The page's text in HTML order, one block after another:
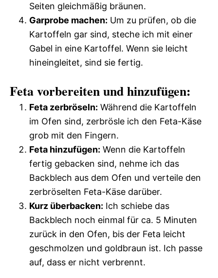
Seiten gleichmäßig bräunen.
Garprobe machen: Um zu prüfen, ob die
Kartoffeln gar sind, steche ich mit einer
Gabel in eine Kartoffel. Wenn sie leicht
hineingleitet, sind sie fertig.
Feta vorbereiten und hinzufügen:
Feta zerbröseln: Während die Kartoffeln
im Ofen sind, zerbrösle ich den Feta-Käse
grob mit den Fingern.
Feta hinzufügen: Wenn die Kartoffeln
fertig gebacken sind, nehme ich das
Backblech aus dem Ofen und verteile den
zerbröselten Feta-Käse darüber.
Kurz überbacken: Ich schiebe das
Backblech noch einmal für ca. 5 Minuten
zurück in den Ofen, bis der Feta leicht
geschmolzen und goldbraun ist. Ich passe
auf, dass er nicht verbrennt.